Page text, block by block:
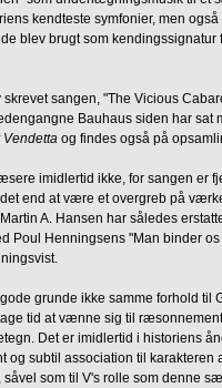
kendteste symfonier, men
blev brugt som kendingssignatur
sangen, "The Vicious
Bauhaus siden har sat
Vendetta og findes også på
imidlertid ikke, for sangen er
end at være et overgreb på
A. Hansen har således
Poul Henningsens "Man binder
grunde ikke samme forhold til
tid at vænne sig til
Det er imidlertid i historiens
og subtil association til karakteren
som til V's rolle som denne